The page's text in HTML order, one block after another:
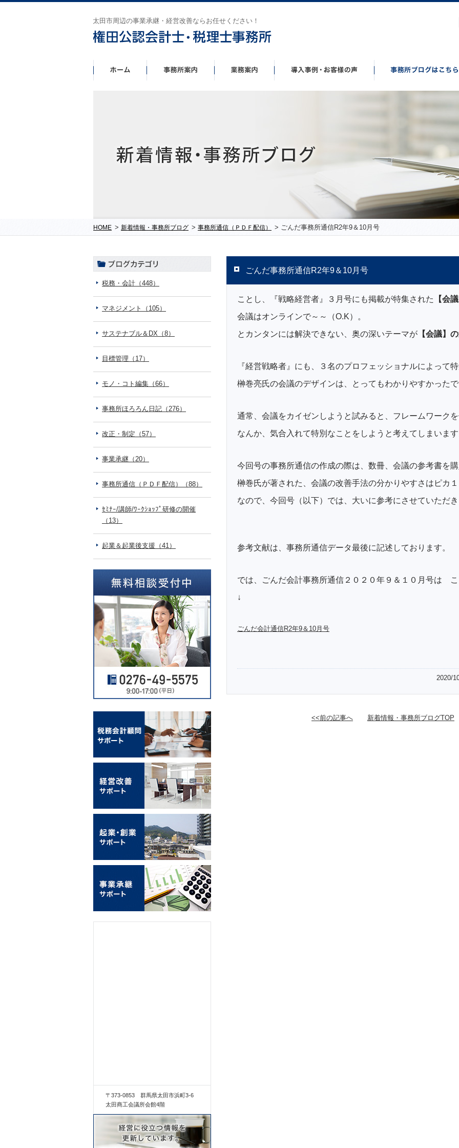
太田市周辺の事業承継・経営改善ならお任せください！
HOME > 新着情報・事務所ブログ > 事務所通信（ＰＤＦ配信） > ごんだ事務所通信R2年9＆10月号
ごんだ事務所通信R2年9＆10月号
ことし、『戦略経営者』３月号にも掲載が特集された 【会議
会議はオンラインで～～（O.K）。
とカンタンには解決できない、奥の深いテーマが 【会議】
『経営戦略者』にも、３名のプロフェッショナルによって
榊巻亮氏の会議のデザインは、とってもわかりやすかったで
通常、会議をカイゼンしようと試みると、フレームワークを
なんか、気合入れて特別なことをしようと考えてしまいます
今回号の事務所通信の作成の際は、数冊、会議の参考書を
榊巻氏が著された、会議の改善手法の分かりやすさはピカ１
なので、今回号（以下）では、大いに参考にさせていただき
参考文献は、事務所通信データ最後に記述しております。
では、ごんだ会計事務所通信２０２０年９＆１０月号は こ
↓
ごんだ会計通信R2年9＆10月号
2020/
<<前の記事へ 新着情報・事務所ブログTOP
税務・会計（448）
マネジメント（105）
サステナブル＆DX（8）
目標管理（17）
モノ・コト編集（66）
事務所ほろろん日記（276）
改正・制定（57）
事業承継（20）
事務所通信（ＰＤＦ配信）（88）
ｾﾐﾅｰ/講師/ﾜｰｸｼｮｯﾌﾟ研修の開催
（13）
起業＆起業後支援（41）
〒373-0853 群馬県太田市浜町3-6
太田商工会議所会館4階